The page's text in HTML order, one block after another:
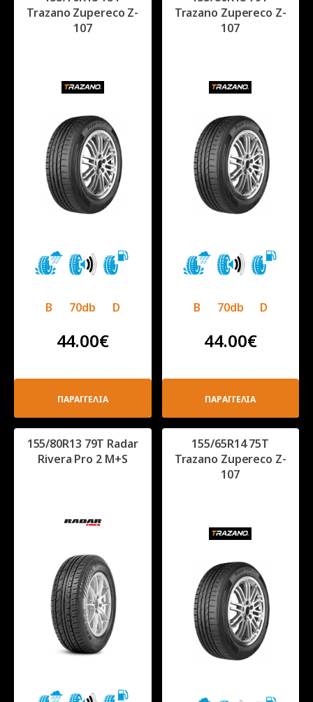
Trazano Zupereco Z-
107
B 70db D
44.00€
ΠΑΡΑΓΓΕΛΙΑ
Trazano Zupereco Z-
107
B 70db D
44.00€
ΠΑΡΑΓΓΕΛΙΑ
155/80R13 79T Radar
Rivera Pro 2 M+S
155/65R14 75T
Trazano Zupereco Z-
107